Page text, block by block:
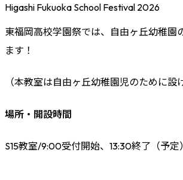
Higashi Fukuoka School Festival 2026
東福岡高校学園祭では、自由ヶ丘幼稚園
ます！
（本教室は自由ヶ丘幼稚園児のために
場所・開設時間
S15教室/9:00受付開始、13:30終了（予定）